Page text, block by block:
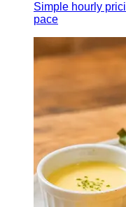
Simple hourly
pace